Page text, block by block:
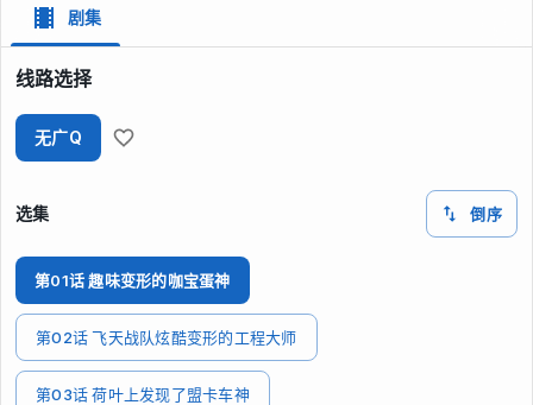
剧集
线路选择
无广Q
选集 倒序
第01话 趣味变形的咖宝蛋神
第02话 飞天战队炫酷变形的工程大师
第03话 荷叶上发现了盟卡车神